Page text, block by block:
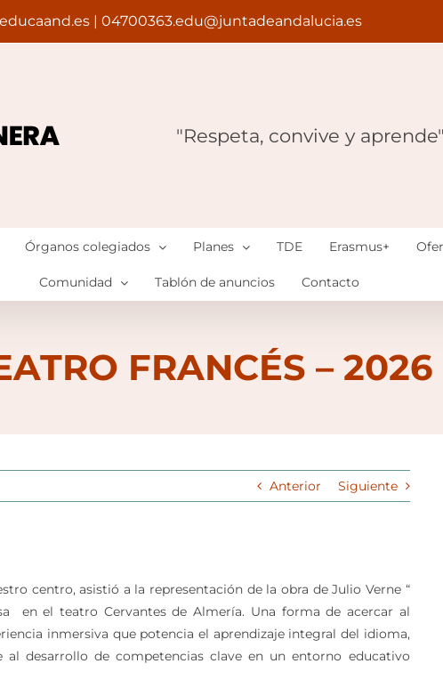
| 04700363.edu@juntadeandalucia.es
"Respeta, convive y aprende"
Órganos colegiados Planes TDE Erasmus+
Comunidad Tablón de anuncios Contacto
FRANCÉS – 2026
Anterior Siguiente
centro, asistió a la representación de la obra de Julio Verne “
en el teatro Cervantes de Almería. Una forma de acercar al
inmersiva que potencia el aprendizaje integral del idioma,
desarrollo de competencias clave en un entorno educativo